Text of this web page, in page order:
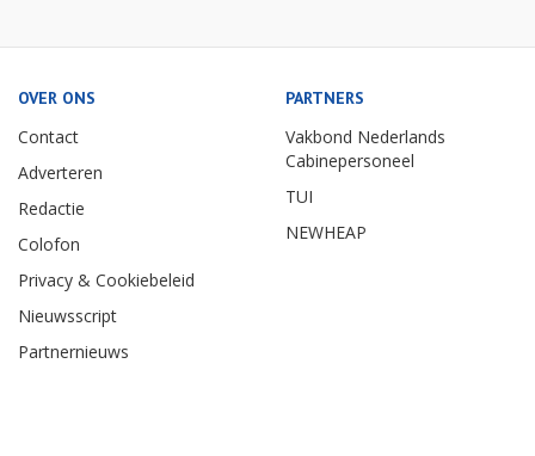
OVER ONS
Contact
Adverteren
Redactie
Colofon
Privacy & Cookiebeleid
Nieuwsscript
Partnernieuws
PARTNERS
Vakbond Nederlands
Cabinepersoneel
TUI
NEWHEAP